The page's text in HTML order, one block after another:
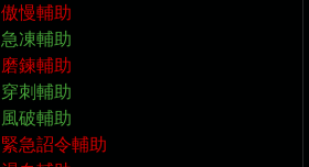
傲慢輔助
急凍輔助
磨鍊輔助
穿刺輔助
風破輔助
緊急詔令輔助